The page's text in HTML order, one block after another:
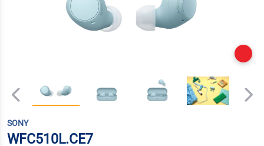
SONY
WFC510L.CE7